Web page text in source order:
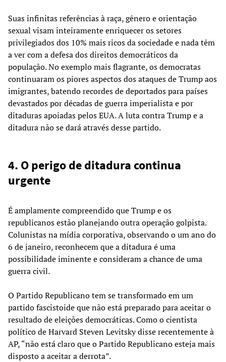
Suas infinitas referências à raça, gênero e orientação
sexual visam inteiramente enriquecer os setores
privilegiados dos 10% mais ricos da sociedade e nada têm
a ver com a defesa dos direitos democráticos da
população. No exemplo mais flagrante, os democratas
continuaram os piores aspectos dos ataques de Trump aos
imigrantes, batendo recordes de deportados para países
devastados por décadas de guerra imperialista e por
ditaduras apoiadas pelos EUA. A luta contra Trump e a
ditadura não se dará através desse partido.
4. O perigo de ditadura continua
urgente
É amplamente compreendido que Trump e os
republicanos estão planejando outra operação golpista.
Colunistas na mídia corporativa, observando o um ano do
6 de janeiro, reconhecem que a ditadura é uma
possibilidade iminente e consideram a chance de uma
guerra civil.
O Partido Republicano tem se transformado em um
partido fascistoide que não está preparado para aceitar o
resultado de eleições democráticas. Como o cientista
político de Harvard Steven Levitsky disse recentemente à
AP, “não está claro que o Partido Republicano esteja mais
disposto a aceitar a derrota”.